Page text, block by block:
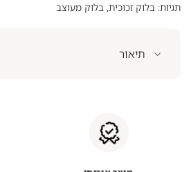
תגיות: בלוק זכוכית, בלוק מעוצב
תיאור